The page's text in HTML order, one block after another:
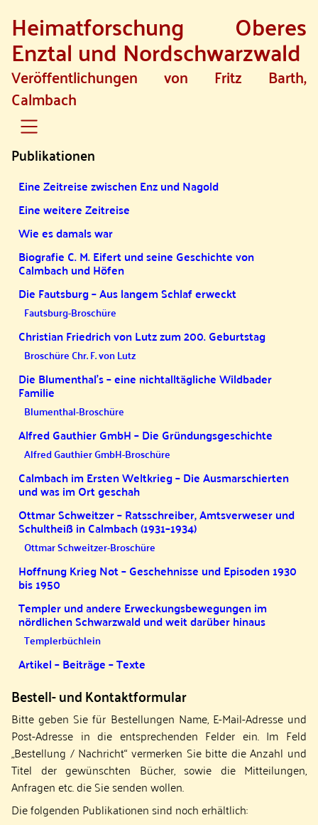
SKIP TO MAIN CONTENT
Heimatforschung Oberes
Enztal und Nordschwarzwald
Veröffentlichungen von Fritz Barth,
Calmbach
Publikationen
Eine Zeitreise zwischen Enz und Nagold
Eine weitere Zeitreise
Wie es damals war
Biografie C. M. Eifert und seine Geschichte von
Calmbach und Höfen
Die Fautsburg – Aus langem Schlaf erweckt
Fautsburg-Broschüre
Christian Friedrich von Lutz zum 200. Geburtstag
Broschüre Chr. F. von Lutz
Die Blumenthal’s – eine nichtalltägliche Wildbader
Familie
Blumenthal-Broschüre
Alfred Gauthier GmbH – Die Gründungsgeschichte
Alfred Gauthier GmbH-Broschüre
Calmbach im Ersten Weltkrieg – Die Ausmarschierten
und was im Ort geschah
Ottmar Schweitzer – Ratsschreiber, Amtsverweser und
Schultheiß in Calmbach (1931–1934)
Ottmar Schweitzer-Broschüre
Hoffnung Krieg Not – Geschehnisse und Episoden 1930
bis 1950
Templer und andere Erweckungsbewegungen im
nördlichen Schwarzwald und weit darüber hinaus
Templerbüchlein
Artikel – Beiträge – Texte
Bestell- und Kontaktformular
Bitte geben Sie für Bestellungen Name, E-Mail-Adresse und
Post-Adresse in die entsprechenden Felder ein. Im Feld
„Bestellung / Nachricht“ vermerken Sie bitte die Anzahl und
Titel der gewünschten Bücher, sowie die Mitteilungen,
Anfragen etc. die Sie senden wollen.
Die folgenden Publikationen sind noch erhältlich: